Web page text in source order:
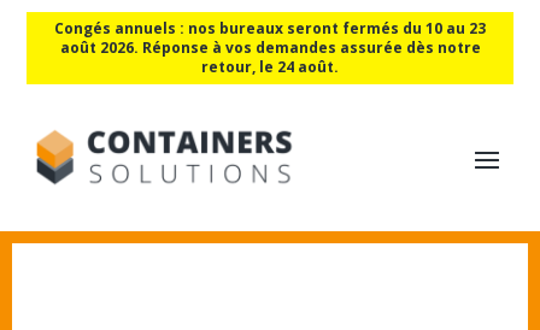
Congés annuels : nos bureaux seront fermés du 10 au 23
août 2026. Réponse à vos demandes assurée dès notre
retour, le 24 août.